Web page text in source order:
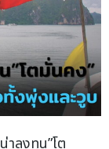
ลงทุน”โต